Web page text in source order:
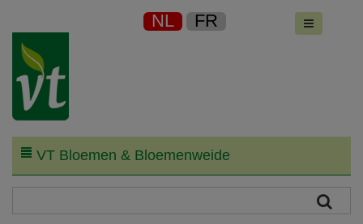
NL FR
VT Bloemen & Bloemenweide